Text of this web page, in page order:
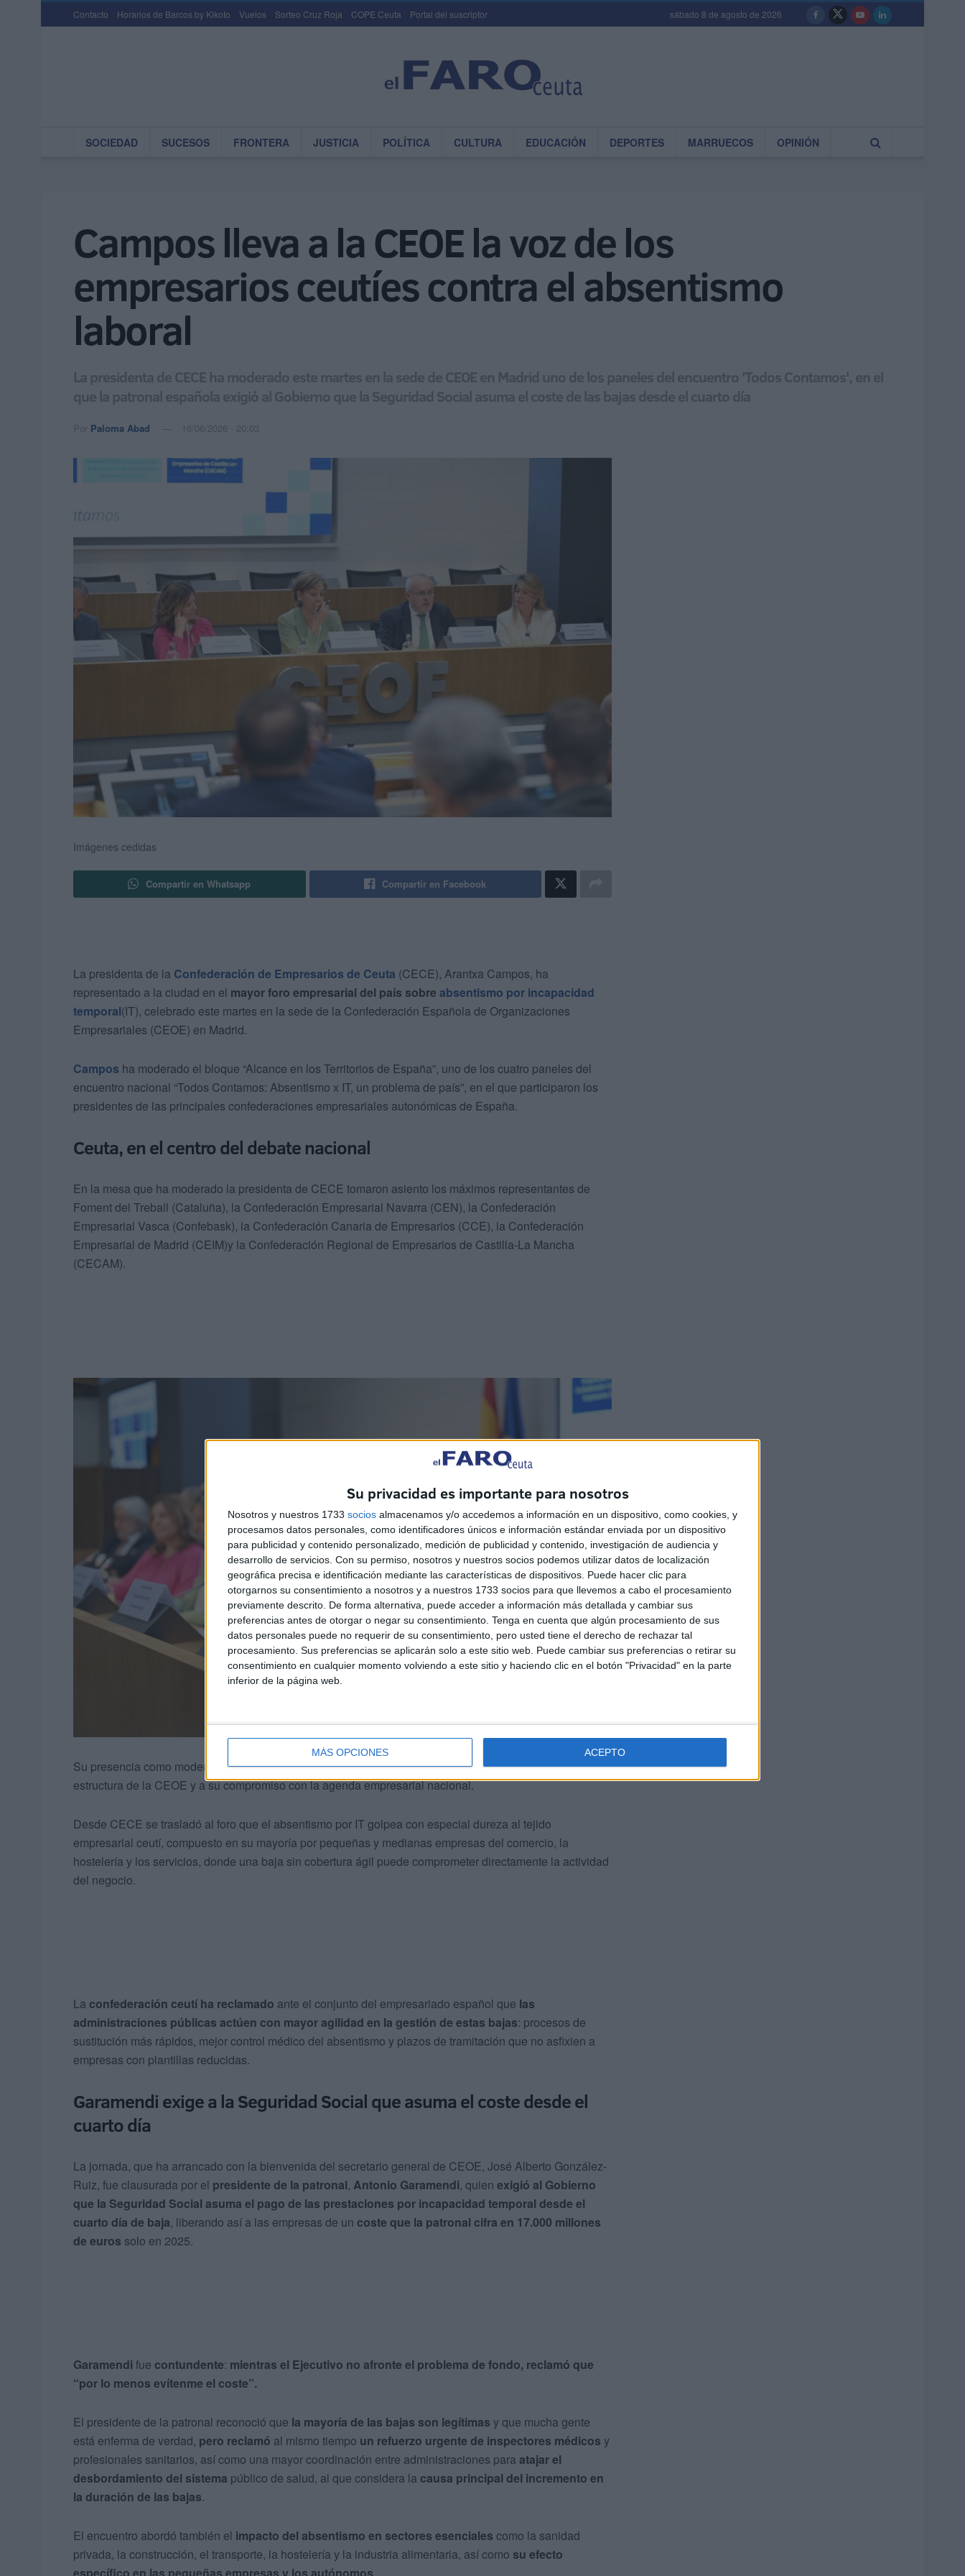
Su privacidad es importante para nosotros
Nosotros y nuestros 1733 socios almacenamos y/o accedemos a información en un dispositivo, como cookies, y
procesamos datos personales, como identificadores únicos e información estándar enviada por un dispositivo
para publicidad y contenido personalizado, medición de publicidad y contenido, investigación de audiencia y
desarrollo de servicios. Con su permiso, nosotros y nuestros socios podemos utilizar datos de localización
geográfica precisa e identificación mediante las características de dispositivos. Puede hacer clic para
otorgarnos su consentimiento a nosotros y a nuestros 1733 socios para que llevemos a cabo el procesamiento
previamente descrito. De forma alternativa, puede acceder a información más detallada y cambiar sus
preferencias antes de otorgar o negar su consentimiento. Tenga en cuenta que algún procesamiento de sus
datos personales puede no requerir de su consentimiento, pero usted tiene el derecho de rechazar tal
procesamiento. Sus preferencias se aplicarán solo a este sitio web. Puede cambiar sus preferencias o retirar su
consentimiento en cualquier momento volviendo a este sitio y haciendo clic en el botón "Privacidad" en la parte
inferior de la página web.
MÁS OPCIONES ACEPTO
Contacto Horarios de Barcos by Kikoto Vuelos Sorteo Cruz Roja COPE Ceuta Portal del suscriptor sábado 8 de agosto de 2026
SOCIEDAD SUCESOS FRONTERA JUSTICIA POLÍTICA CULTURA EDUCACIÓN DEPORTES MARRUECOS OPINIÓN
Campos lleva a la CEOE la voz de los
empresarios ceutíes contra el absentismo
laboral
La presidenta de CECE ha moderado este martes en la sede de CEOE en Madrid uno de los paneles del encuentro 'Todos Contamos', en el
que la patronal española exigió al Gobierno que la Seguridad Social asuma el coste de las bajas desde el cuarto día
Por Paloma Abad 16/06/2026 - 20:03
Imágenes cedidas
Compartir en Whatsapp Compartir en Facebook
La presidenta de la Confederación de Empresarios de Ceuta (CECE), Arantxa Campos, ha
representado a la ciudad en el mayor foro empresarial del país sobre absentismo por incapacidad
temporal(IT), celebrado este martes en la sede de la Confederación Española de Organizaciones
Empresariales (CEOE) en Madrid.
Campos ha moderado el bloque “Alcance en los Territorios de España”, uno de los cuatro paneles del
encuentro nacional “Todos Contamos: Absentismo x IT, un problema de país”, en el que participaron los
presidentes de las principales confederaciones empresariales autonómicas de España.
Ceuta, en el centro del debate nacional
En la mesa que ha moderado la presidenta de CECE tomaron asiento los máximos representantes de
Foment del Treball (Cataluña), la Confederación Empresarial Navarra (CEN), la Confederación
Empresarial Vasca (Confebask), la Confederación Canaria de Empresarios (CCE), la Confederación
Empresarial de Madrid (CEIM)y la Confederación Regional de Empresarios de Castilla-La Mancha
(CECAM).
Su presencia como moderadora supone un reconocimiento expreso al papel de CECE dentro de la
estructura de la CEOE y a su compromiso con la agenda empresarial nacional.
Desde CECE se trasladó al foro que el absentismo por IT golpea con especial dureza al tejido
empresarial ceutí, compuesto en su mayoría por pequeñas y medianas empresas del comercio, la
hostelería y los servicios, donde una baja sin cobertura ágil puede comprometer directamente la actividad
del negocio.
La confederación ceutí ha reclamado ante el conjunto del empresariado español que las
administraciones públicas actúen con mayor agilidad en la gestión de estas bajas: procesos de
sustitución más rápidos, mejor control médico del absentismo y plazos de tramitación que no asfixien a
empresas con plantillas reducidas.
Garamendi exige a la Seguridad Social que asuma el coste desde el
cuarto día
La jornada, que ha arrancado con la bienvenida del secretario general de CEOE, José Alberto González-
Ruiz, fue clausurada por el presidente de la patronal, Antonio Garamendi, quien exigió al Gobierno
que la Seguridad Social asuma el pago de las prestaciones por incapacidad temporal desde el
cuarto día de baja, liberando así a las empresas de un coste que la patronal cifra en 17.000 millones
de euros solo en 2025.
Garamendi fue contundente: mientras el Ejecutivo no afronte el problema de fondo, reclamó que
“por lo menos evítenme el coste”.
El presidente de la patronal reconoció que la mayoría de las bajas son legítimas y que mucha gente
está enferma de verdad, pero reclamó al mismo tiempo un refuerzo urgente de inspectores médicos y
profesionales sanitarios, así como una mayor coordinación entre administraciones para atajar el
desbordamiento del sistema público de salud, al que considera la causa principal del incremento en
la duración de las bajas.
El encuentro abordó también el impacto del absentismo en sectores esenciales como la sanidad
privada, la construcción, el transporte, la hostelería y la industria alimentaria, así como su efecto
específico en las pequeñas empresas y los autónomos